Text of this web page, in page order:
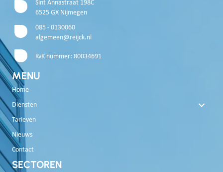
Sint Annastraat 198C
6525 GX Nijmegen
085 - 0130060
algemeen@reijck.nl
KvK nummer: 80034691
MENU
Home
Diensten
Tarieven
Nieuws
Contact
SECTOREN